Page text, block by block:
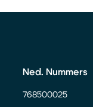
Ned. Nummers
768500025